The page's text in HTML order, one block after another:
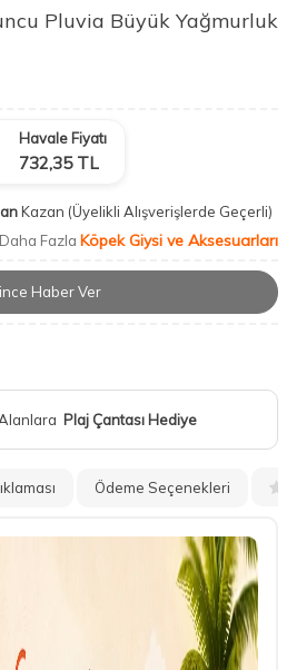
Pluvia Büyük Yağmurluk
Havale Fiyatı
732,35TL
Kazan (Üyelikli Alışverişlerde Geçerli)
Daha Fazla Köpek Giysi ve Aksesuarları
Haber Ver
Plaj Çantası Hediye
Ödeme Seçenekleri